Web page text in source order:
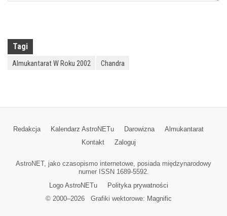
Tagi
Almukantarat W Roku 2002 Chandra
Redakcja Kalendarz AstroNETu Darowizna
Almukantarat
Kontakt
Zaloguj
AstroNET, jako czasopismo internetowe, posiada międzynarodowy
numer ISSN 1689-5592.
Logo AstroNETu
Polityka prywatności
© 2000–2026Grafiki wektorowe: Magnific